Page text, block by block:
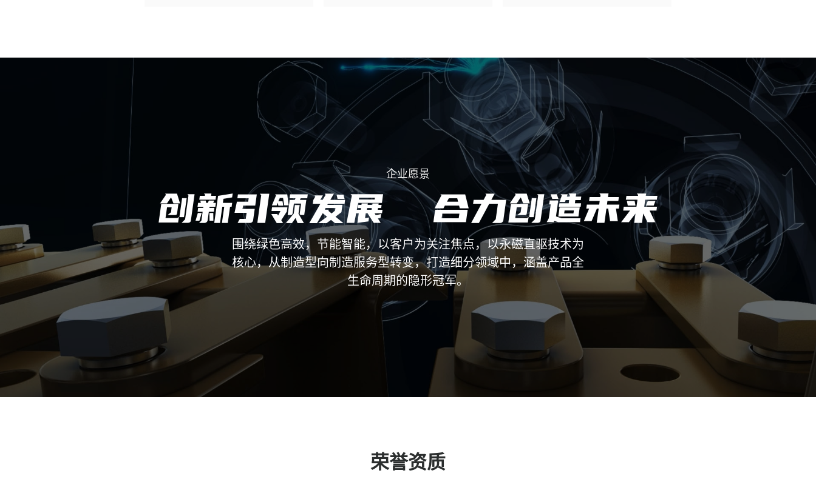
企业愿景
创新引领发展 合力创造未来
围绕绿色高效，节能智能，以客户为关注焦点，以永磁直驱技术为
核心，从制造型向制造服务型转变，打造细分领域中，涵盖产品全
生命周期的隐形冠军。
荣誉资质